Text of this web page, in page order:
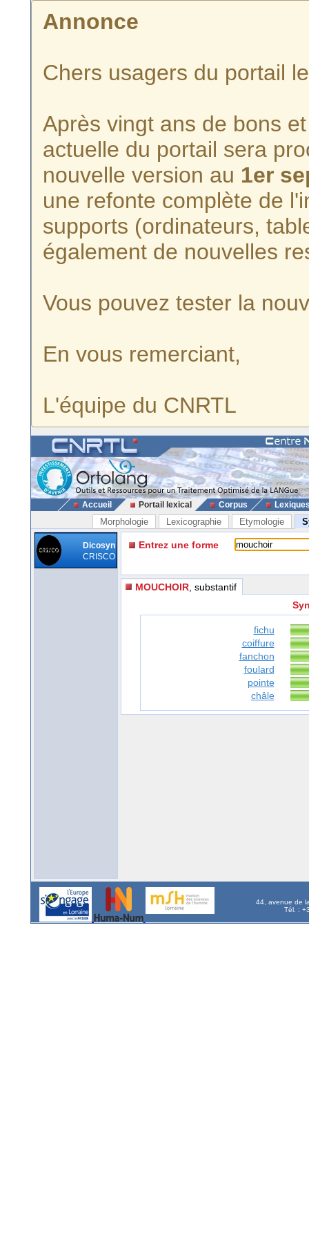
Annonce
Chers usagers du portail
Après vingt ans de bons
actuelle du portail sera
nouvelle version au 1er
une refonte complète de
supports (ordinateurs,
également de nouvelles
Vous pouvez tester la
En vous remerciant,
L'équipe du CNRTL
Accueil Portail lexical Corpus
Morphologie Lexicographie Etymologie
Dicosyn
CRISCO
Entrez une forme
MOUCHOIR , substantif
fichu
coiffure
fanchon
foulard
pointe
châle
44, avenue de
Tél. :